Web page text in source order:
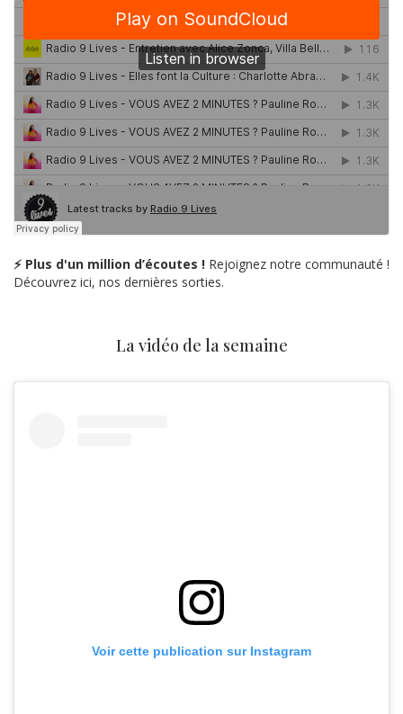
⚡ Plus d'un million d’écoutes ! Rejoignez notre communauté !
Découvrez ici, nos dernières sorties.
La vidéo de la semaine
Voir cette publication sur Instagram